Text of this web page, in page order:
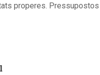
properes. Pressupostos